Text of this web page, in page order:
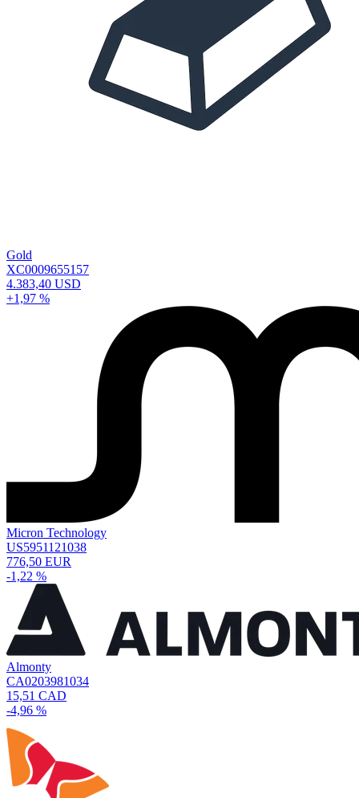
Gold
XC0009655157
4.383,40 USD
+1,97 %
Micron Technology
US5951121038
776,50 EUR
-1,22 %
Almonty
CA0203981034
15,51 CAD
-4,96 %